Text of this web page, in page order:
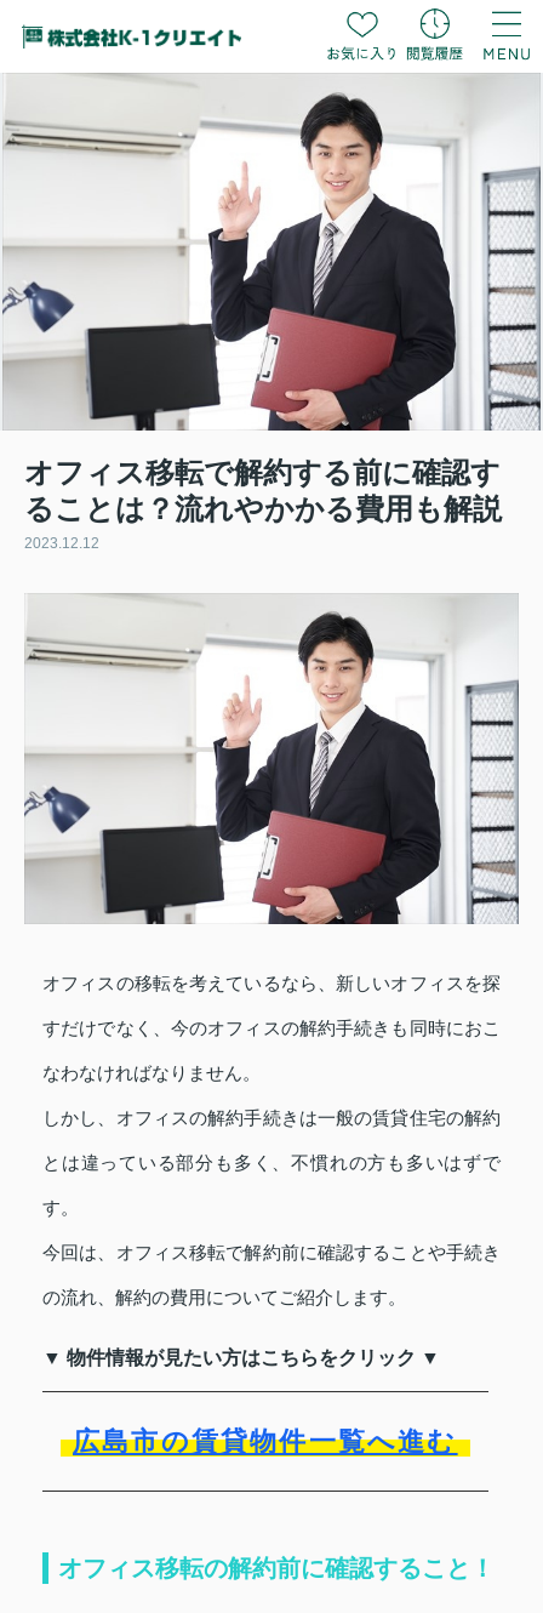
オフィス移転で解約する前に確認す
ることは？流れやかかる費用も解説
2023.12.12
オフィスの移転を考えているなら、新しいオフィスを探
すだけでなく、今のオフィスの解約手続きも同時におこ
なわなければなりません。
しかし、オフィスの解約手続きは一般の賃貸住宅の解約
とは違っている部分も多く、不慣れの方も多いはずで
す。
今回は、オフィス移転で解約前に確認することや手続き
の流れ、解約の費用についてご紹介します。
▼ 物件情報が見たい方はこちらをクリック ▼
広島市の賃貸物件一覧へ進む
オフィス移転の解約前に確認すること！